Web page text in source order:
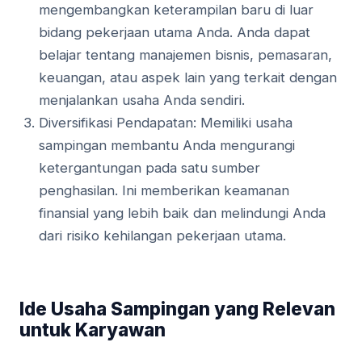
mengembangkan keterampilan baru di luar
bidang pekerjaan utama Anda. Anda dapat
belajar tentang manajemen bisnis, pemasaran,
keuangan, atau aspek lain yang terkait dengan
menjalankan usaha Anda sendiri.
Diversifikasi Pendapatan: Memiliki usaha
sampingan membantu Anda mengurangi
ketergantungan pada satu sumber
penghasilan. Ini memberikan keamanan
finansial yang lebih baik dan melindungi Anda
dari risiko kehilangan pekerjaan utama.
Ide Usaha Sampingan yang Relevan
untuk Karyawan